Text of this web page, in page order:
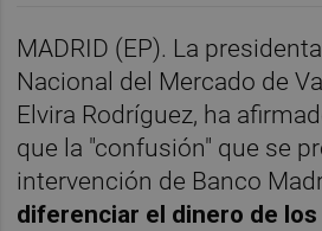
MADRID (EP). La
Nacional del Mercado de
Elvira Rodríguez, ha
que la "confusión" que se
intervención de Banco
diferenciar el dinero de